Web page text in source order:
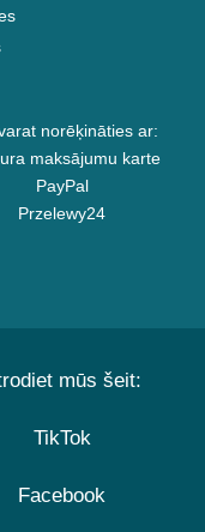
norēķināties ar:
maksājumu karte
PayPal
Przelewy24
mūs šeit:
TikTok
Facebook